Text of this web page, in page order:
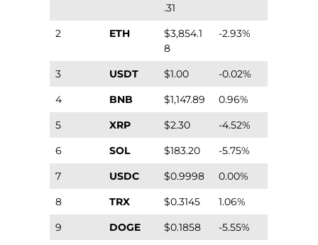
.31
2 ETH
$3,854.1
8
-2.93%
3 USDT $1.00
-0.02%
4
BNB $1,147.89
0.96%
5
XRP $2.30
-4.52%
6
SOL $183.20
-5.75%
7
USDC $0.9998
0.00%
8
TRX $0.3145
1.06%
9
DOGE $0.1858
-5.55%